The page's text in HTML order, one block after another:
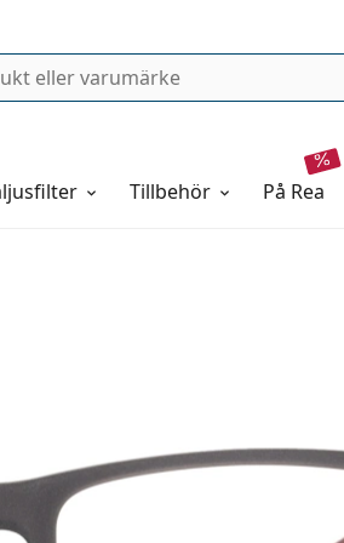
Tillbehör på rea